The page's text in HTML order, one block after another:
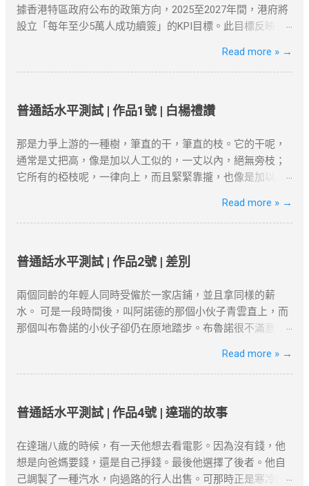
解决方案。 如何选择合适的VPN工具？ 选择VPN时，有几个
因素需要考虑：速度、服务器位置、安全性和用户友好性。
仅在突破地域限制方面表现出色，而且能够提供强大的安全
保障： NordVPN ：知名度高，全球多个国家和地区的服务
强，支持Netflix、YouTube等流媒体解锁。 Surfshark ：价格
置VPN翻墙？ 下载并安装VPN客户端 ：选择你喜欢的VPN服
务商，下载安装客户端。 连接到合适的服务器 ：选择一个你
想连接的地区服务器，例如美国或香港。 开始浏览 ：一旦连
活动都将被加密，你可以自由访问被封锁的网站或流媒体平
台。 常见问题与解决方案 VPN连接失败 ：如果VPN无法连
置。你也可以检查本地网络设置是否正确。 Netflix检测到
VPN ：一些流媒体平台会检测到VPN连接并限制访问。如果
出现这种情况，尝试更换不同的服务器或使用专门支持
Netflix的VPN服务。 连接速度慢 ：VPN加密会略微影响上网
速度。如果速度较慢，可以尝试切换到不同的VPN服务器，
网站和应用都受到严格的审查和封锁。使用VPN翻墙，可以
突破“防火墙”的限制，畅享全球互联网内容。尽管网络审查非
據香港特區政府公布的政策方向，2025至2027年間，港府將
設立「每年至少5萬人成功續簽」的KPI目標。此目標反映香
數據背景 ：截至2025年初，高才通計劃已吸引近9.3萬人获
批，其中7.5萬人携家庭落地香港。 政策動機 ：孫玉菡強
數量。 二、2025年續簽審核的核心條件 港府對人才續簽的審
因素： 1. 穩定的工作與收入 薪俸稅門檻 ：續簽需證明「穩
定收入」且符合市場水平，年薪需達200萬港幣以上（針對高
才A類）。 合約與職位匹配 ：受聘工作須與學歷及專業相
居住與社會融入 「兩址兩單」原則 ：需提供住址證明（租
約、水電單）、公司地址及薪俸稅/利得稅單，證明與香港的
期離港者需提供合理解釋（如外派工作）。 3. 創業或業務貢
公租約，證明公司實際運營。 年收入門檻 ：企業年盈利建議
超500萬港幣，方能符合「合理規模業務」標準。 4. 家庭成
員在港生活 配偶與子女因素 ：若配偶在港工作、子女就讀本
見誤區 1. 申請時間與材料準備 提前3個月申請 ：高才續簽需
在原簽證到期前3個月提交。 材料清單 ：根據就業、創業或
拒簽原因與避坑建議 誤區一：依賴「空殼公司」 高才自雇續
簽需避免「虛假掛靠」，空殼公司拒批率超80%。 誤區二：
忽略居住要求 離港超過180天未提供合理解釋，可能被視為
「非通常居住」。 誤區三：收入不達標 月薪需達2萬港幣以
上，且收入來源需與香港公司直接相關。 四、2025年KPI目
Read more » →
普通話水平測試 | 作品1號 | 白楊禮讚
那是力爭上游的一種樹，筆直的干，筆直的枝。它的干呢，
通常是丈把高，像是加以人工似的，一丈以內，絕無旁枝；
它所有的椏枝呢，一律向上，而且緊緊靠攏，也像是加以人
片向上，幾乎沒有斜生的，更不用說倒垂了；它的皮，光滑
而有銀色的暈圈，微微泛出淡青色。這是雖在北方的風雪的
卻努力向上發展，高到丈許，兩丈，參天聳立，不折不撓，
決不是平凡的樹! 它沒有婆娑的姿態，沒有屈曲盤旋的虯枝，
也許你要說它不美麗，--如果美是專指“婆娑”或“橫斜逸出”之
類而言，那麼，白楊樹算不得樹中的好女子；但是它卻是偉
不屈與挺拔，它是樹中的偉丈夫!當你在積雪初融的高原上走
過，看見平坦的大地上傲然挺立這麼一株或一排白楊樹，難
堅強不屈，至少也像徵了北方的農民；難道你竟一點兒也不
節選自茅盾《白楊禮讚》 資料搜尋自網
絡或筆者看法，僅供學習用途。請各位讀者閲讀前自行衡量
風險，本文筆者及網站不對讀者閲讀前後的任何行爲負責。
Read more » →
普通話水平測試 | 作品2號 | 差別
兩個同齡的年輕人同時受僱於一家店鋪，並且拿同樣的薪
水。 可是一段時間後，叫阿諾德的那個小伙子青雲直上，而
那個叫布魯諾的小伙子卻仍在原地踏步。布魯諾很不滿意老
一邊耐心地聽著他的抱怨，一邊在心裡盤算著怎樣向他解釋
清楚他和阿諾德之間的差別。 “布魯諾先生，”老闆開口說話
布魯諾從集市上回來向老闆匯報說，今早集市上只有一個農
帽子又跑到集上，然後回來告訴老闆一共四十袋土豆。 “價格
是多少？” 布魯諾又第三次跑到集上問來了價格。 “好吧，”
老闆對他說，“現在請您坐到這把椅子上一句話也不要說，看
Read more » →
普通話水平測試 | 作品4號 | 達瑞的故事
在達瑞八歲的時候，有一天他想去看電影。因為沒有錢，他
想是向爸媽要錢，還是自己掙錢。最後他選擇了後者。他自
己調製了一種汽水，向過路的行人出售。可那時正是寒冷的